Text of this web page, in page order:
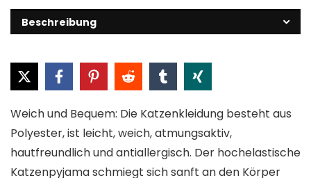
Beschreibung
Weich und Bequem: Die Katzenkleidung besteht aus
Polyester, ist leicht, weich, atmungsaktiv,
hautfreundlich und antiallergisch. Der hochelastische
Katzenpyjama schmiegt sich sanft an den Körper